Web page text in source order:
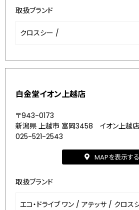
取扱ブランド
クロスシー /
白金堂イオン上越店
〒943-0173
新潟県 上越市 富岡3458 イオン上越
025-521-2543
MAPを表示する
取扱ブランド
エコ・ドライブ ワン / アテッサ / クロス